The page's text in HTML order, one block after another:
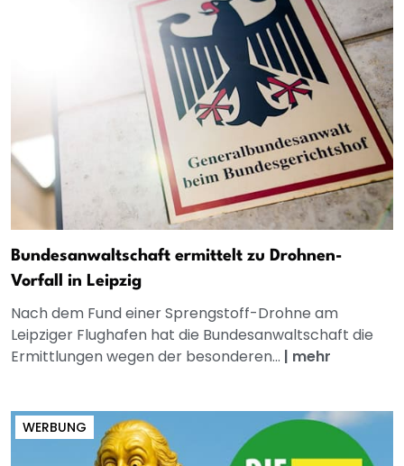
Bundesanwaltschaft ermittelt zu Drohnen-
Vorfall in Leipzig
Nach dem Fund einer Sprengstoff-Drohne am
Leipziger Flughafen hat die Bundesanwaltschaft die
Ermittlungen wegen der besonderen... | mehr
WERBUNG